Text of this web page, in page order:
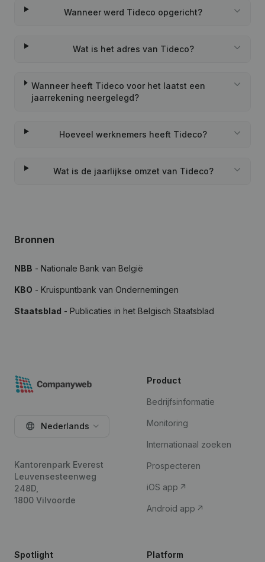
Wanneer werd Tideco opgericht?
Wat is het adres van Tideco?
Wanneer heeft Tideco voor het laatst een
jaarrekening neergelegd?
Hoeveel werknemers heeft Tideco?
Wat is de jaarlijkse omzet van Tideco?
Bronnen
NBB - Nationale Bank van België
KBO - Kruispuntbank van Ondernemingen
Staatsblad - Publicaties in het Belgisch Staatsblad
Nederlands
Kantorenpark Everest
Leuvensesteenweg
248D,
1800 Vilvoorde
Product
Bedrijfsinformatie
Monitoring
Internationaal zoeken
Prospecteren
iOS app
Android app
Spotlight Platform